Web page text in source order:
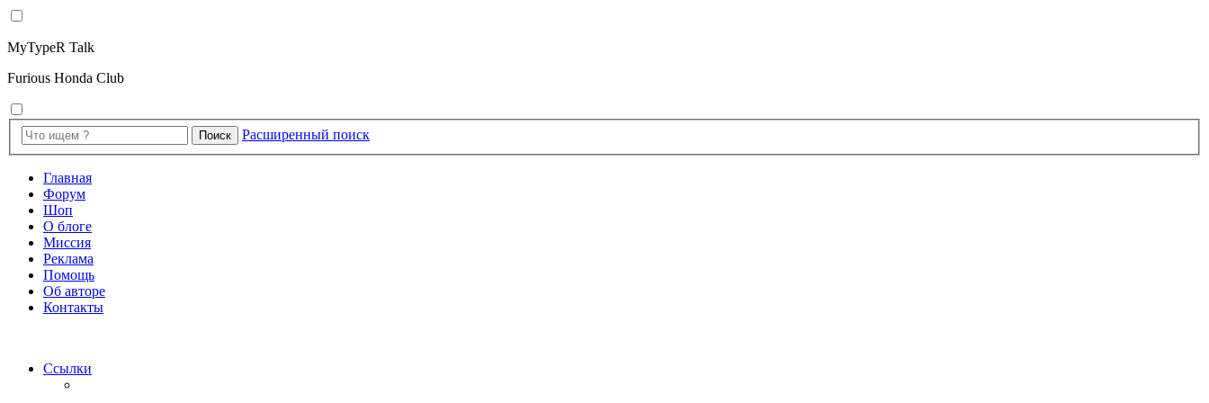
MyTypeR Talk
Furious Honda Club
Поиск Расширенный поиск
Главная
Форум
Шоп
О блоге
Миссия
Реклама
Помощь
Об авторе
Контакты
Ссылки